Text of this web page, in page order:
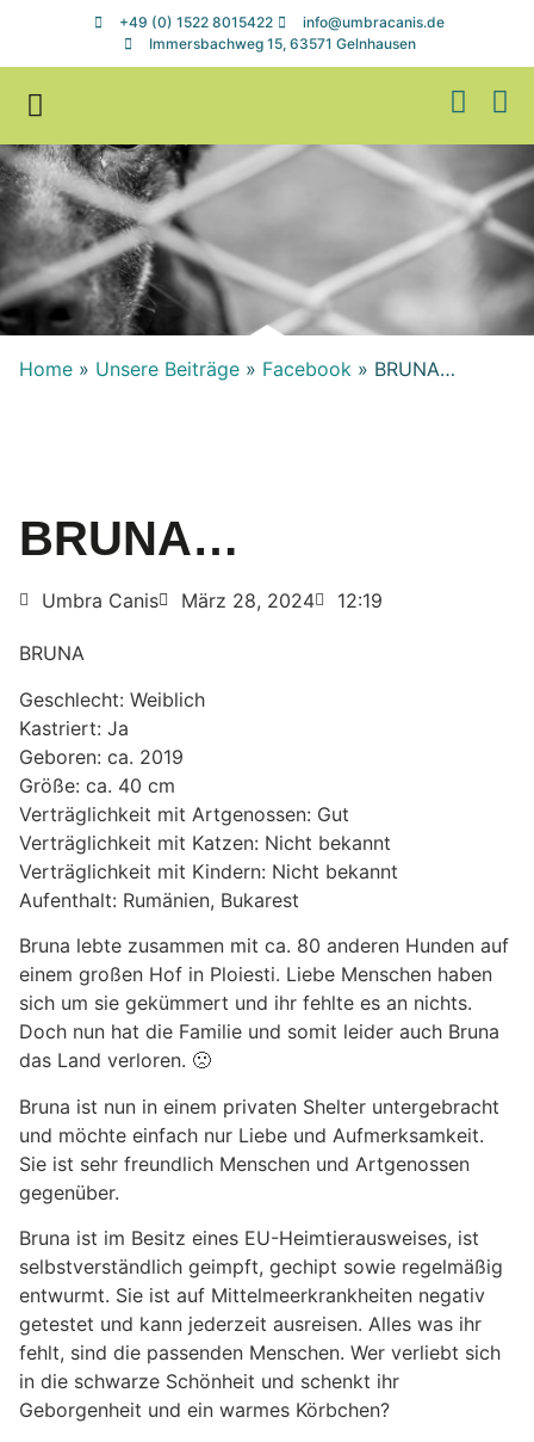
+49 (0) 1522 8015422
info@umbracanis.de
Immersbachweg 15, 63571 Gelnhausen
Home » Unsere Beiträge » Facebook » BRUNA…
BRUNA…
Umbra Canis März 28, 2024 12:19
BRUNA
Geschlecht: Weiblich
Kastriert: Ja
Geboren: ca. 2019
Größe: ca. 40 cm
Verträglichkeit mit Artgenossen: Gut
Verträglichkeit mit Katzen: Nicht bekannt
Verträglichkeit mit Kindern: Nicht bekannt
Aufenthalt: Rumänien, Bukarest
Bruna lebte zusammen mit ca. 80 anderen Hunden auf
einem großen Hof in Ploiesti. Liebe Menschen haben
sich um sie gekümmert und ihr fehlte es an nichts.
Doch nun hat die Familie und somit leider auch Bruna
das Land verloren. 🙁
Bruna ist nun in einem privaten Shelter untergebracht
und möchte einfach nur Liebe und Aufmerksamkeit.
Sie ist sehr freundlich Menschen und Artgenossen
gegenüber.
Bruna ist im Besitz eines EU-Heimtierausweises, ist
selbstverständlich geimpft, gechipt sowie regelmäßig
entwurmt. Sie ist auf Mittelmeerkrankheiten negativ
getestet und kann jederzeit ausreisen. Alles was ihr
fehlt, sind die passenden Menschen. Wer verliebt sich
in die schwarze Schönheit und schenkt ihr
Geborgenheit und ein warmes Körbchen?